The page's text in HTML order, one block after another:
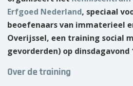
Erfgoed Nederland, speciaal
beoefenaars van immaterieel
Overijssel, een training social
gevorderden) op dinsdagavond
Over de training